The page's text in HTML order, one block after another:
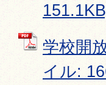
学校開
イル: